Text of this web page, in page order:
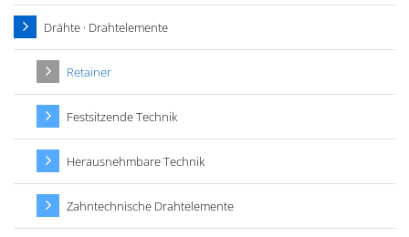
Drähte · Drahtelemente
Retainer
Festsitzende Technik
Herausnehmbare Technik
Zahntechnische Drahtelemente